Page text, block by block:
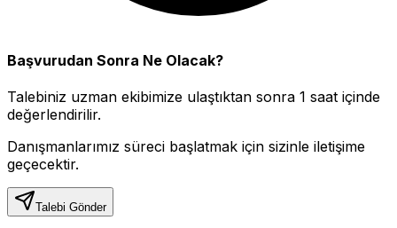
Başvurudan Sonra Ne Olacak?
Talebiniz uzman ekibimize ulaştıktan sonra 1 saat içinde
değerlendirilir.
Danışmanlarımız süreci başlatmak için sizinle iletişime
geçecektir.
Talebi Gönder